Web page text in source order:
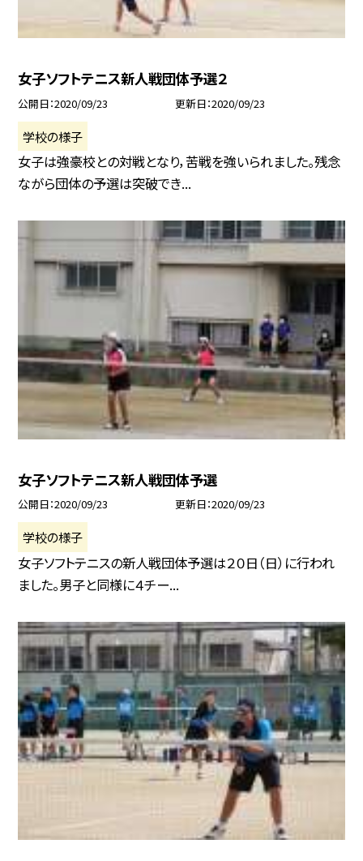
女子ソフトテニス新人戦団体予選２
公開日 2020/09/23 更新日 2020/09/23
学校の様子
女子は強豪校との対戦となり，苦戦を強いられました。残念
ながら団体の予選は突破でき...
女子ソフトテニス新人戦団体予選
公開日 2020/09/23 更新日 2020/09/23
学校の様子
女子ソフトテニスの新人戦団体予選は２０日（日）に行われ
ました。男子と同様に４チー...